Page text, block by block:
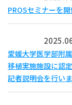
PROSセミナーを
愛媛大学医学部附
移植実施施設に認
記者説明会を行い